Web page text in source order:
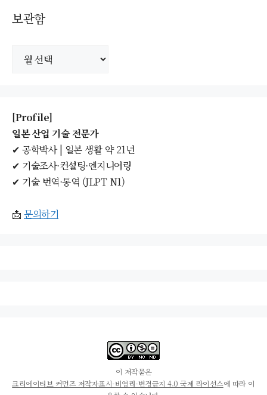
보관함
[Profile]
일본 산업 기술 전문가
✔ 공학박사 | 일본 생활 약 21년
✔ 기술조사·컨설팅·엔지니어링
✔ 기술 번역·통역 (JLPT N1)
📩 문의하기
이 저작물은
크리에이티브 커먼즈 저작자표시-비영리-변경금지 4.0 국제 라이선스에 따라 이